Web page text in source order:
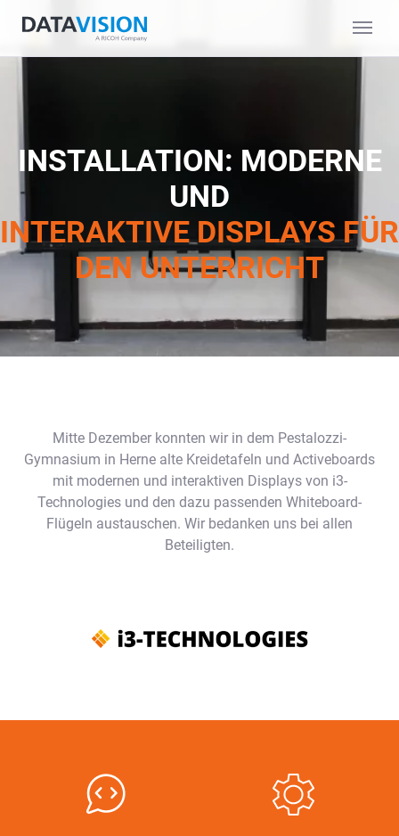
INSTALLATION: MODERNE
UND
INTERAKTIVE DISPLAYS FÜR
DEN UNTERRICHT
Mitte Dezember konnten wir in dem Pestalozzi-
Gymnasium in Herne alte Kreidetafeln und Activeboards
mit modernen und interaktiven Displays von i3-
Technologies und den dazu passenden Whiteboard-
Flügeln austauschen. Wir bedanken uns bei allen
Beteiligten.